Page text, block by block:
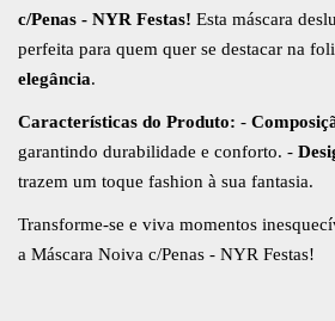
c/Penas - NYR Festas! Esta máscara
perfeita para quem quer se destacar na
elegância.
Características do Produto: -
garantindo durabilidade e conforto. -
trazem um toque fashion à sua fantasia.
Transforme-se e viva momentos
a Máscara Noiva c/Penas - NYR Festas!